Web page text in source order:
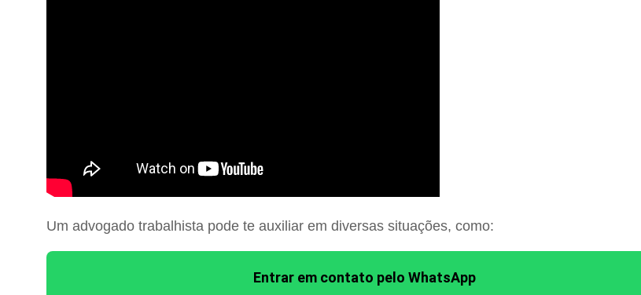
Um advogado trabalhista pode te auxiliar em diversas situações, como:
Entrar em contato pelo WhatsApp